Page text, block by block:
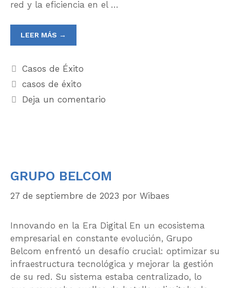
red y la eficiencia en el …
LEER MÁS →
Casos de Éxito
casos de éxito
Deja un comentario
GRUPO BELCOM
27 de septiembre de 2023 por Wibaes
Innovando en la Era Digital En un ecosistema
empresarial en constante evolución, Grupo
Belcom enfrentó un desafío crucial: optimizar su
infraestructura tecnológica y mejorar la gestión
de su red. Su sistema estaba centralizado, lo